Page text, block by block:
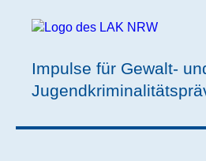
Impulse für Gewalt-